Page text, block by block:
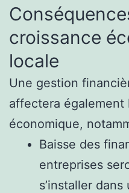
croissance
locale
Une gestion
affectera
économique,
Baisse des
entreprises
s’installer